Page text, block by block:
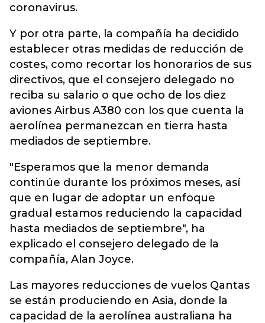
coronavirus.
Y por otra parte, la compañía ha decidido
establecer otras medidas de reducción de
costes, como recortar los honorarios de sus
directivos, que el consejero delegado no
reciba su salario o que ocho de los diez
aviones Airbus A380 con los que cuenta la
aerolínea permanezcan en tierra hasta
mediados de septiembre.
"Esperamos que la menor demanda
continúe durante los próximos meses, así
que en lugar de adoptar un enfoque
gradual estamos reduciendo la capacidad
hasta mediados de septiembre", ha
explicado el consejero delegado de la
compañía, Alan Joyce.
Las mayores reducciones de vuelos Qantas
se están produciendo en Asia, donde la
capacidad de la aerolínea australiana ha